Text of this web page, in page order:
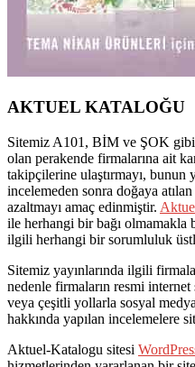
AKTUEL KATALOĞU
Sitemiz A101, BİM ve ŞOK gibi
olan perakende firmalarına ait
takipçilerine ulaştırmayı, bunun
incelemeden sonra doğaya atılan
azaltmayı amaç edinmiştir.
ile herhangi bir bağı olmamakla
ilgili herhangi bir sorumluluk
Sitemiz yayınlarında ilgili
nedenle firmaların resmi
veya çeşitli yollarla sosyal
hakkında yapılan incelemelere
Aktuel-Katalogu sitesi